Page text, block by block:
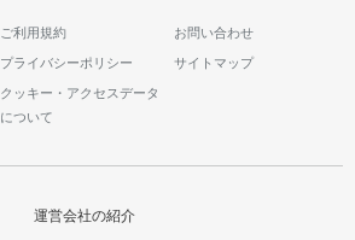
ご利用規約 お問い合わせ
プライバシーポリシー サイトマップ
クッキー・アクセスデータ
について
運営会社の紹介